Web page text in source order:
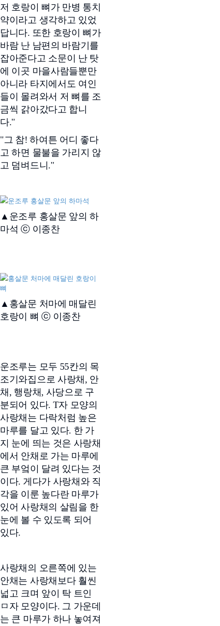
저 호랑이 뼈가 만병 통치
약이라고 생각하고 있었
답니다. 또한 호랑이 뼈가
바람 난 남편의 바람기를
잡아준다고 소문이 난 탓
에 이곳 마을사람들뿐만
아니라 타지에서도 여인
들이 몰려와서 저 뼈를 조
금씩 갉아갔다고 합니
다."
"그 참! 하여튼 어디 좋다
고 하면 물불을 가리지 않
고 덤벼드니."
▲운조루 홍살문 앞의 하
마석 ⓒ 이종찬
▲홍살문 처마에 매달린
호랑이 뼈 ⓒ 이종찬
운조루는 모두 55칸의 목
조기와집으로 사랑채, 안
채, 행랑채, 사당으로 구
분되어 있다. T자 모양의
사랑채는 다락처럼 높은
마루를 달고 있다. 한 가
지 눈에 띄는 것은 사랑채
에서 안채로 가는 마루에
큰 부엌이 달려 있다는 것
이다. 게다가 사랑채와 직
각을 이룬 높다란 마루가
있어 사랑채의 살림을 한
눈에 볼 수 있도록 되어
있다.
사랑채의 오른쪽에 있는
안채는 사랑채보다 훨씬
넓고 크며 앞이 탁 트인
ㅁ자 모양이다. 그 가운데
는 큰 마루가 하나 놓여져